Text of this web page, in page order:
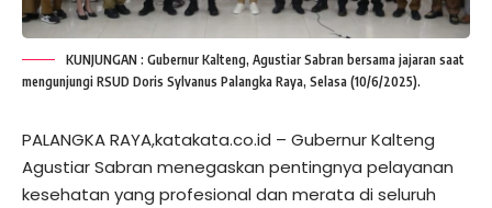
KUNJUNGAN : Gubernur Kalteng, Agustiar Sabran bersama jajaran saat
mengunjungi RSUD Doris Sylvanus Palangka Raya, Selasa (10/6/2025).
PALANGKA RAYA,katakata.co.id – Gubernur Kalteng
Agustiar Sabran menegaskan pentingnya pelayanan
kesehatan yang profesional dan merata di seluruh